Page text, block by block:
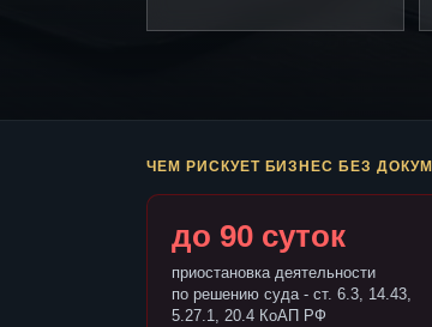
ЧЕМ РИСКУЕТ БИЗНЕС БЕЗ
до 90 суток
приостановка деятельности
по решению суда - ст. 6.3, 14.43,
5.27.1, 20.4 КоАП РФ